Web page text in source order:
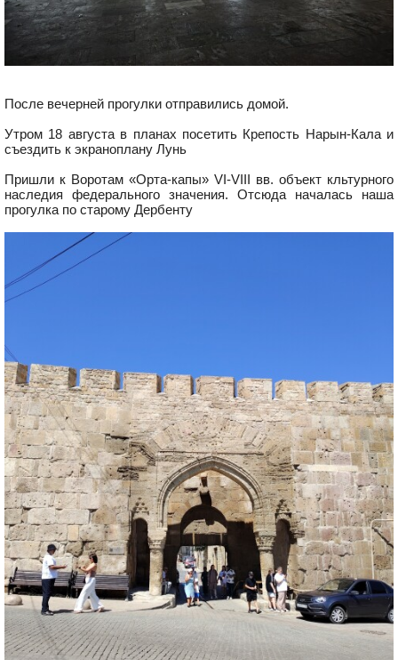
После вечерней прогулки отправились домой.
Утром 18 августа в планах посетить Крепость Нарын-Кала и
съездить к экраноплану Лунь
Пришли к Воротам «Орта-капы» VI-VIII вв. объект кльтурного
наследия федерального значения. Отсюда началась наша
прогулка по старому Дербенту